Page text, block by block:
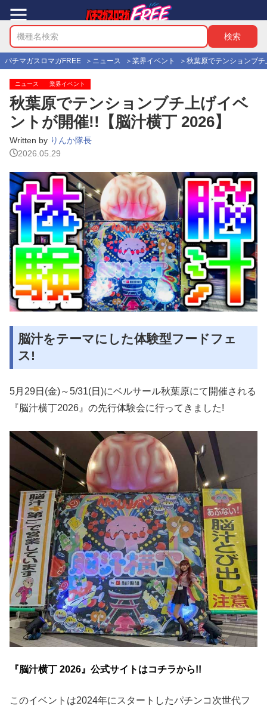
パチマガスロマガFREE ニュース 業界イベント 秋葉原でテンションブ
ニュース 業界イベント
秋葉原でテンションブチ上げイベ
ントが開催!!【脳汁横丁 2026】
Written by りんか隊長
2026.05.29
脳汁をテーマにした体験型フードフェ
ス!
5月29日(金)～5/31(日)にベルサール秋葉原にて開催される
『脳汁横丁2026』の先行体験会に行ってきました!
『脳汁横丁 2026』公式サイトはコチラから!!
このイベントは2024年にスタートしたパチンコ次世代フ